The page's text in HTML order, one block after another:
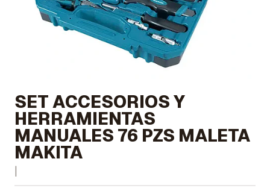
SET ACCESORIOS Y
HERRAMIENTAS
MANUALES 76 PZS MALETA
MAKITA